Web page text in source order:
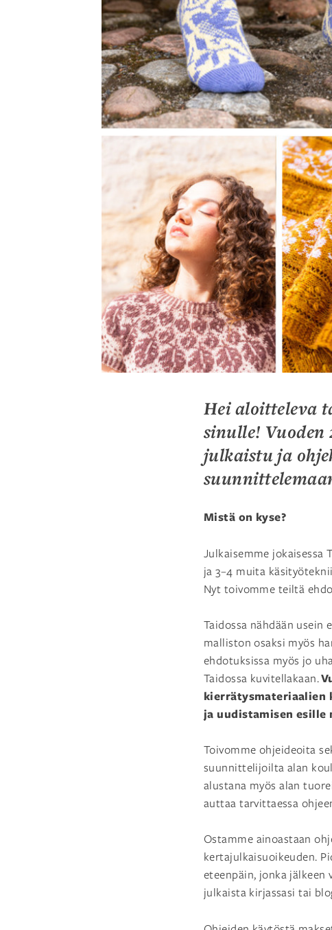
Hei aloitteleva
sinulle! Vuoden
julkaistu ja
Mistä on kyse?
Julkaisemme jokaisessa
ja 3–4 muita
Nyt toivomme teiltä
Taidossa nähdään
malliston osaksi myös
ehdotuksissa myös jo
Taidossa kuvitellakaan.
kierrätysmateriaalien
ja uudistamisen esille
Toivomme ohjeideoita
suunnittelijoilta alan
alustana myös alan
auttaa tarvittaessa
Ostamme ainoastaan
kertajulkaisuoikeuden.
eteenpäin, jonka jälkeen
julkaista kirjassasi tai